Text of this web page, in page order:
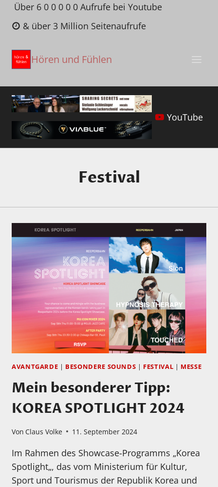
Zum
Inhalt
springen
Über 6 0 0 0 0 0 Aufrufe bei Youtube
& über 3 Million Seitenaufrufe
Hören und Fühlen
YouTube
Festival
AVANTGARDE | BESONDERE SOUNDS | FESTIVAL | MESSE
Mein besonderer Tipp:
KOREA SPOTLIGHT 2024
Von Claus Volke 11. September 2024
Im Rahmen des Showcase-Programms „Korea
Spotlight„, das vom Ministerium für Kultur,
Sport und Tourismus der Republik Korea und